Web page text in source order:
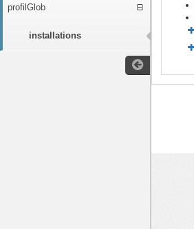
profilGlob
installations